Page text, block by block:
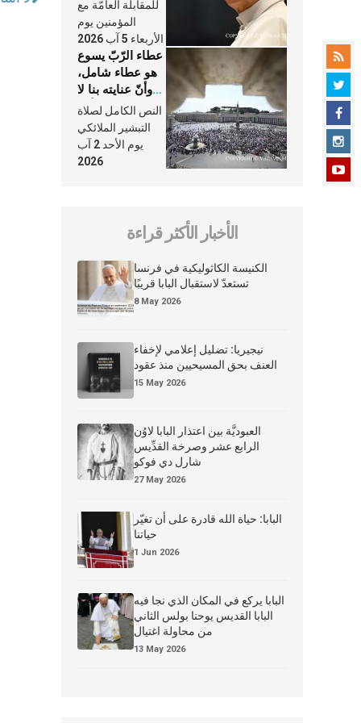
الكنيسة
للمقابلة العامّة مع
المؤمنين يوم
الأربعاء 5 آب 2026
عطاء الرّبّ يسوع
هو عطاء شامل،
وأنّ عنايته بنا لا
تغيب عنّا أبدًا
النص الكامل لصلاة
التبشير الملائكي
يوم الأحد 2 آب
2026
الأخبار الأكثر قراءة
الكنيسة الكاثوليكية في فرنسا
تستعدّ لاستقبال البابا قريبًا
8 May 2026
نيجيريا: تضليل إعلامي لإخفاء
العنف بحق المسيحيين منذ عقود
15 May 2026
العبوديَّة بين اعتذار البابا لاوُن
الرابع عشر وصرخة القدِّيس
شارل دي فوكو
27 May 2026
البابا: حياة الله قادرة على أن تغيّر
حياتنا
1 Jun 2026
البابا يركع في المكان الذي نجا فيه
البابا القديس يوحنا بولس الثاني
من محاولة اغتيال
13 May 2026